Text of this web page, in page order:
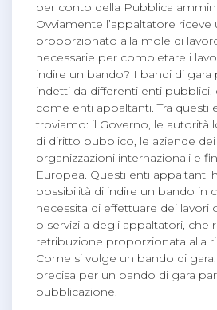
per conto della Pubblica
Ovviamente l’appaltatore
proporzionato alla mole di
necessarie per completare i
indire un bando? I bandi di gara
indetti da differenti enti pubblici,
come enti appaltanti. Tra questi
troviamo: il Governo, le autorità
di diritto pubblico, le aziende
organizzazioni internazionali e
Europea. Questi enti appaltanti
possibilità di indire un bando in
necessita di effettuare dei lavori
o servizi a degli appaltatori, che
retribuzione proporzionata alla
Come si volge un bando di
precisa per un bando di gara
pubblicazione.